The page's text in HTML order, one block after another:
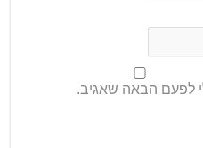
לפעם הבאה שאגיב.